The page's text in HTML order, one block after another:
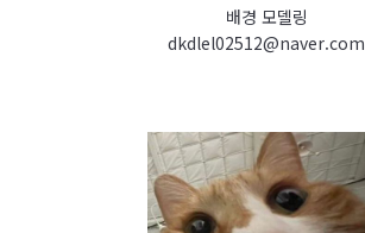
배경 모델링
dkdlel02512@naver.com